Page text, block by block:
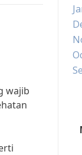
wajib